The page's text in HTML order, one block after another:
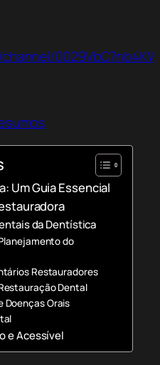
Um Guia Essencial
da Dentística
do
Restauradores
Dental
Doenças Orais
e Acessível